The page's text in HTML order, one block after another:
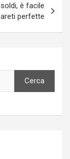
è facile
perfette
Cerca